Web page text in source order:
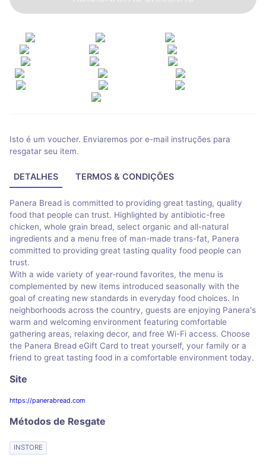
Isto é um voucher. Enviaremos por e-mail instruções para
resgatar seu item.
DETALHES TERMOS & CONDIÇÕES
Panera Bread is committed to providing great tasting, quality
food that people can trust. Highlighted by antibiotic-free
chicken, whole grain bread, select organic and all-natural
ingredients and a menu free of man-made trans-fat, Panera
committed to providing great tasting quality food people can
trust.
With a wide variety of year-round favorites, the menu is
complemented by new items introduced seasonally with the
goal of creating new standards in everyday food choices. In
neighborhoods across the country, guests are enjoying Panera's
warm and welcoming environment featuring comfortable
gathering areas, relaxing decor, and free Wi-Fi access. Choose
the Panera Bread eGift Card to treat yourself, your family or a
friend to great tasting food in a comfortable environment today.
Site
https://panerabread.com
Métodos de Resgate
INSTORE